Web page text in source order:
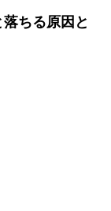
ちる原因と